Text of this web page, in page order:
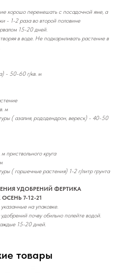
хорошо перемешать с посадочной яме, а
- 1-2 раза во второй половине
15-20 дней.
в воде. Не подкармливать растение в
- 50-60 г/кв. м
м
( азалия, рододендрон, вереск) - 40-50
приствольного круга
( горшечные растения) 1-2 г/литр грунта
УДОБРЕНИЙ ФЕРТИКА
7-12-21
на упаковке.
почву обильно полейте водой.
15-20 дней.
товары